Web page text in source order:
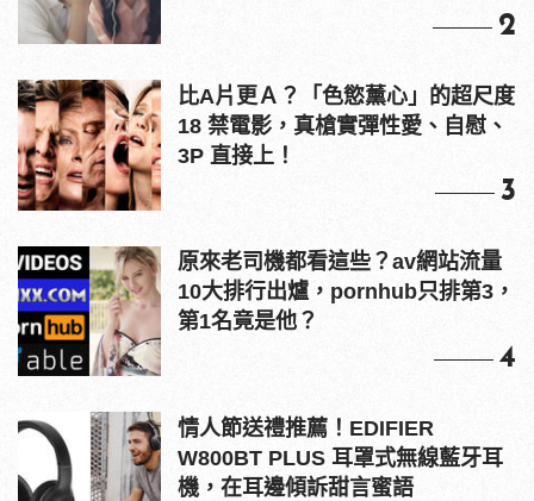
2
比A片更Ａ？「色慾薰心」的超尺度
18 禁電影，真槍實彈性愛、自慰、
3P 直接上！
3
原來老司機都看這些？av網站流量
10大排行出爐，pornhub只排第3，
第1名竟是他？
4
情人節送禮推薦！EDIFIER
W800BT PLUS 耳罩式無線藍牙耳
機，在耳邊傾訴甜言蜜語